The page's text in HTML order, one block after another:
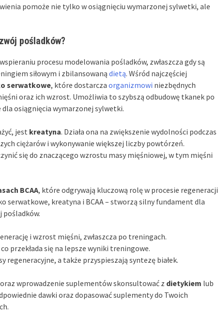
pomoże nie tylko w osiągnięciu wymarzonej sylwetki, ale
pośladków?
procesu modelowania pośladków, zwłaszcza gdy są
siłowym i zbilansowaną dietą. Wśród najczęściej
serwatkowe, które dostarcza organizmowi niezbędnych
oraz ich wzrost. Umożliwia to szybszą odbudowę tkanek po
osiągnięcia wymarzonej sylwetki.
jest kreatyna. Działa ona na zwiększenie wydolności podczas
ciężarów i wykonywanie większej liczby powtórzeń.
się do znaczącego wzrostu masy mięśniowej, w tym mięśni
BCAA, które odgrywają kluczową rolę w procesie regeneracji
serwatkowe, kreatyna i BCAA – stworzą silny fundament dla
pośladków.
i wzrost mięśni, zwłaszcza po treningach.
przekłada się na lepsze wyniki treningowe.
regeneracyjne, a także przyspieszają syntezę białek.
wprowadzenie suplementów skonsultować z dietykiem lub
dawki oraz dopasować suplementy do Twoich